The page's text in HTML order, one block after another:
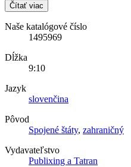
Čítať viac
Naše katalógové číslo
1495969
Dĺžka
9:10
Jazyk
slovenčina
Pôvod
Spojené štáty, zahraničný
Vydavateľstvo
Publixing a Tatran